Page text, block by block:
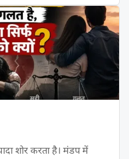
शोर करता है। मंडप में